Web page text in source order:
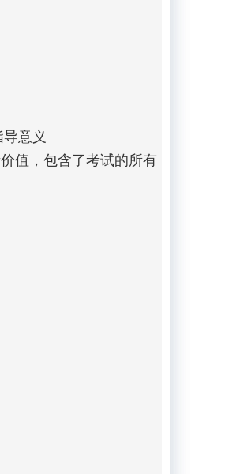
导意义
值，包含了考试的所有